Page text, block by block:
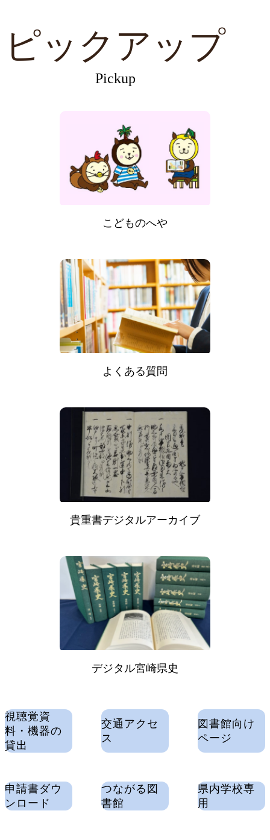
ピックアップ
Pickup
こどものへや
よくある質問
貴重書デジタルアーカイブ
デジタル宮崎県史
視聴覚資
料・機器の
貸出
交通アクセ
ス
図書館向け
ページ
申請書ダウ
ンロード
つながる図
書館
県内学校専
用